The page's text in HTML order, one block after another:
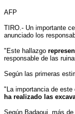
AFP
TIRO.- Un importante
anunciado los
"Este hallazgo
responsable de las
Según las primeras
"La importancia de
ha realizado las
Según Badaoui, más